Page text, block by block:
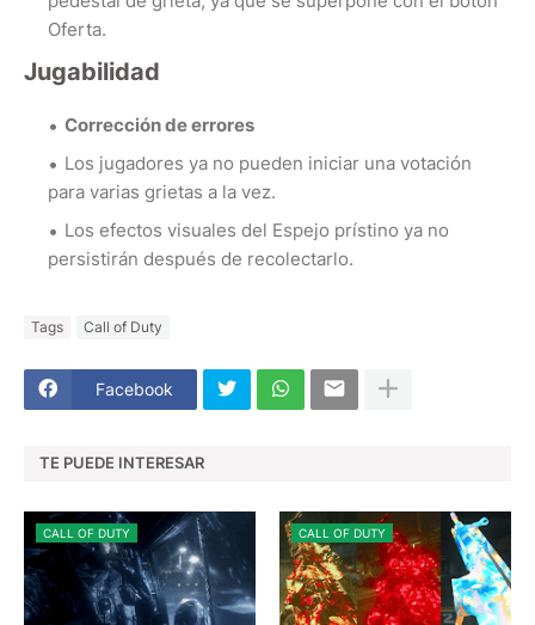
Oferta.
Jugabilidad
Corrección de errores
Los jugadores ya no pueden iniciar una votación
para varias grietas a la vez.
Los efectos visuales del Espejo prístino ya no
persistirán después de recolectarlo.
Tags Call of Duty
Facebook
TE PUEDE INTERESAR
CALL OF DUTY CALL OF DUTY